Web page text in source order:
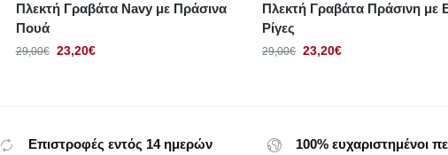
Πλεκτή Γραβάτα Navy με Πράσινα
Πουά
29,00€ 23,20€
Πλεκτή Γραβάτα Πράσινη με
Ρίγες
29,00€ 23,20€
Επιστροφές εντός 14 ημερών 100% ευχαριστημένοι